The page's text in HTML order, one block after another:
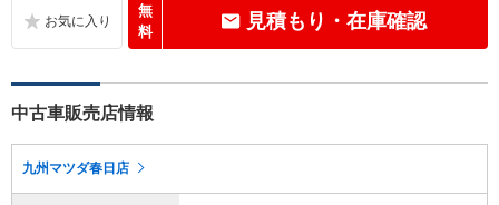
無
料
見積もり・在庫確認
中古車販売店情報
九州マツダ春日店